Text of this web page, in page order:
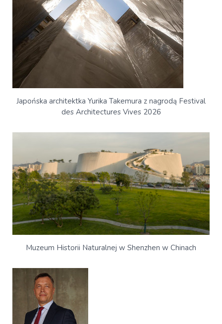
Japońska architektka Yurika Takemura z nagrodą Festival
des Architectures Vives 2026
Muzeum Historii Naturalnej w Shenzhen w Chinach